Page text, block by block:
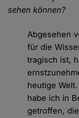
sehen können?
Abgesehen
für die
tragisch ist,
heutige
habe ich in
getroffen,